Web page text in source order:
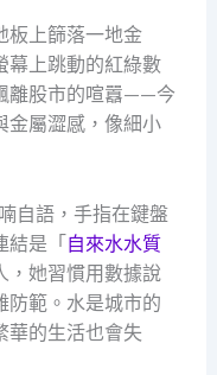
板上篩落一地金
幕上跳動的紅綠數
離股市的喧囂——今
金屬澀感，像細小
自語，手指在鍵盤
結是「 自來水水質
，她習慣用數據說
防範。水是城市的
華的生活也會失